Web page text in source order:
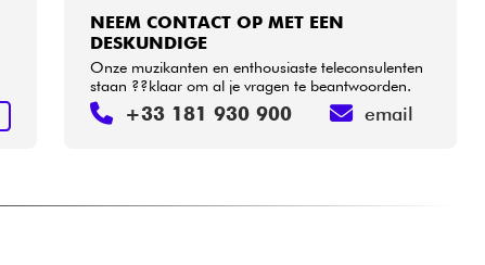
NEEM CONTACT OP MET EEN
DESKUNDIGE
Onze muzikanten en enthousiaste teleconsulenten
staan ??klaar om al je vragen te beantwoorden.
+33 181 930 900 email